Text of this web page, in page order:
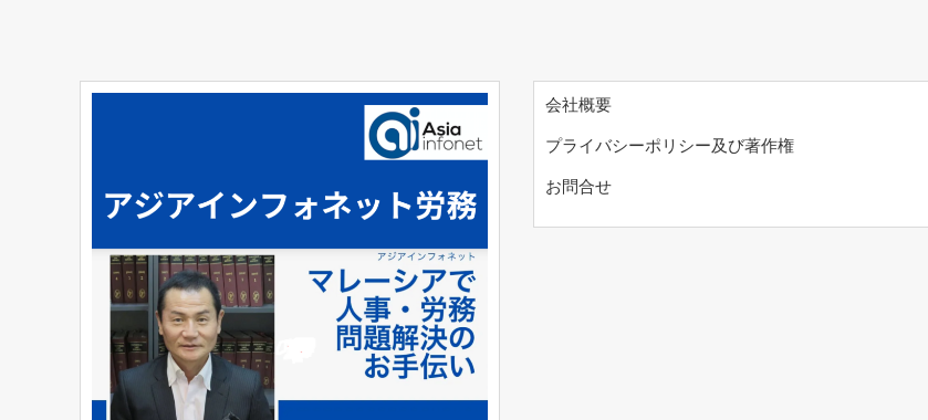
会社概要
プライバシーポリシー及び著作権
お問合せ